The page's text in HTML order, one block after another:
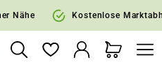
springen
Nähe Kostenlose